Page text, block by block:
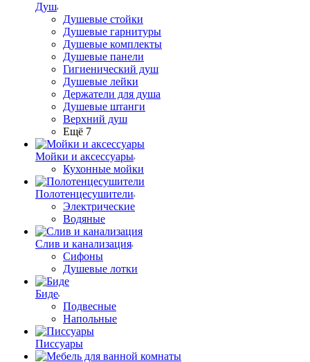
Душ
Душевые стойки
Душевые гарнитуры
Душевые комплекты
Душевые панели
Гигиенический душ
Душевые лейки
Держатели для душа
Душевые штанги
Верхний душ
Ещё 7
Мойки и аксессуары
Кухонные мойки
Полотенцесушители
Электрические
Водяные
Слив и канализация
Сифоны
Душевые лотки
Биде
Подвесные
Напольные
Писсуары